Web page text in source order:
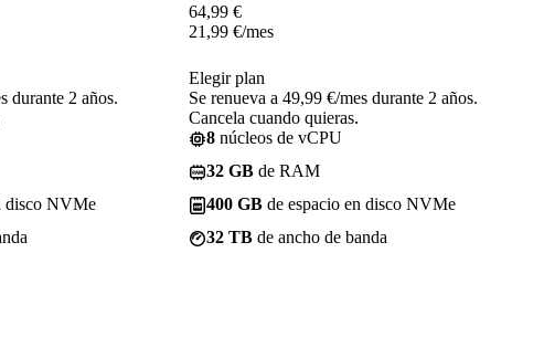
durante 2 años.
disco NVMe
64,99 €
21,99 €/mes
Elegir plan
Se renueva a 49,99 €/mes durante 2 años.
Cancela cuando quieras.
8 núcleos de vCPU
32 GB de RAM
400 GB de espacio en disco NVMe
32 TB de ancho de banda